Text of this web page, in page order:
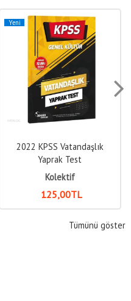
Yeni
2022 KPSS Vatandaşlık
Yaprak Test
Kolektif
125,00TL
Tümünü göster